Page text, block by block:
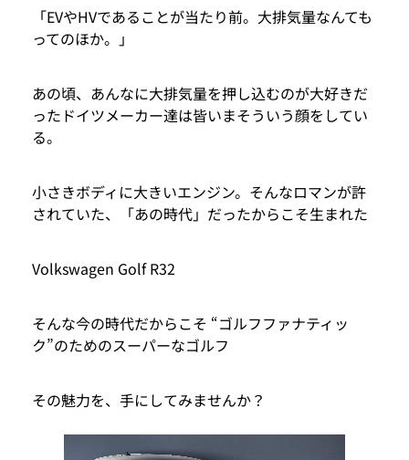
「EVやHVであることが当たり前。大排気量なんても
ってのほか。」
あの頃、あんなに大排気量を押し込むのが大好きだ
ったドイツメーカー達は皆いまそういう顔をしてい
る。
小さきボディに大きいエンジン。そんなロマンが許
されていた、「あの時代」だったからこそ生まれた
Volkswagen Golf R32
そんな今の時代だからこそ “ゴルフファナティッ
ク”のためのスーパーなゴルフ
その魅力を、手にしてみませんか？